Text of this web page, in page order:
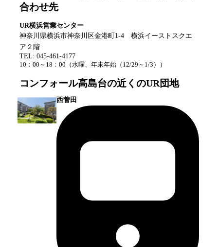
合わせ先
UR横浜営業センター
神奈川県横浜市神奈川区金港町1-4 横浜イーストスクエ
ア２階
TEL: 045-461-4177
10：00～18：00 （水曜、年末年始（12/29～1/3） ）
コンフォール高島台の近くのUR団地
西菅田